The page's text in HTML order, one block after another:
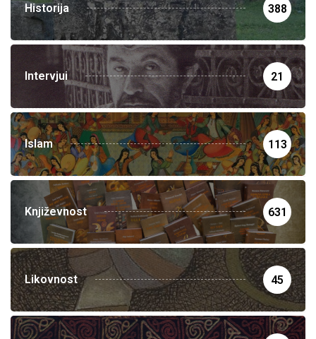
Historija 388
Intervjui 21
Islam 113
Književnost 631
Likovnost 45